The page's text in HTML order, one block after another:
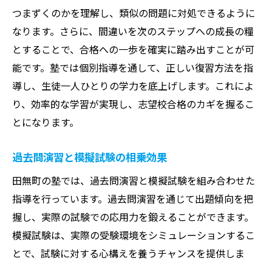
つまずくのかを理解し、類似の問題に対処できるように
なります。さらに、間違いを次のステップへの成長の糧
とすることで、合格への一歩を確実に踏み出すことが可
能です。塾では個別指導を通して、正しい復習方法を指
導し、生徒一人ひとりの学力を底上げします。これによ
り、効率的な学習が実現し、志望校合格のカギを握るこ
とになります。
過去問演習と模擬試験の相乗効果
田無町の塾では、過去問演習と模擬試験を組み合わせた
指導を行っています。過去問演習を通じて出題傾向を把
握し、実際の試験での応用力を鍛えることができます。
模擬試験は、実際の受験環境をシミュレーションするこ
とで、試験に対する心構えを養うチャンスを提供しま